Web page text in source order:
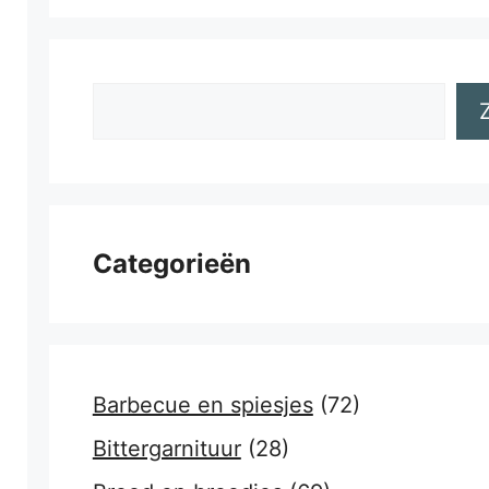
Categorieën
Barbecue en spiesjes(72)
Bittergarnituur(28)